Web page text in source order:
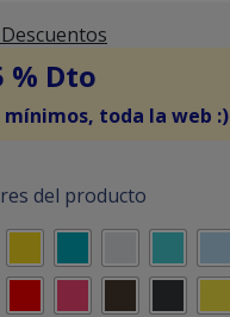
% Dto
mínimos, toda la web :)
del producto